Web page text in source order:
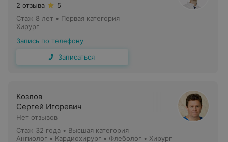
2 отзыва
5
Стаж 8 лет • Первая категория
Хирург
Запись по телефону
Записаться
Козлов
Сергей Игоревич
Нет отзывов
Стаж 32 года • Высшая категория
Ангиолог • Кардиохирург • Флеболог • Хирург